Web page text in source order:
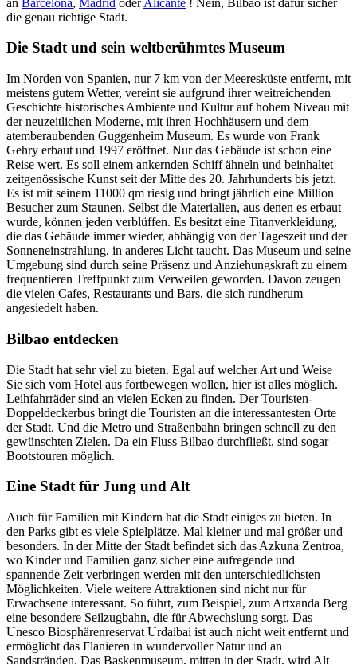
die genau richtige Stadt.
Die Stadt und sein weltberühmtes Museum
Im Norden von Spanien, nur 7 km von der Meeresküste entfernt, mit
meistens gutem Wetter, vereint sie aufgrund ihrer weitreichenden
Geschichte historisches Ambiente und Kultur auf hohem Niveau mit
der neuzeitlichen Moderne, mit ihren Hochhäusern und dem
atemberaubenden Guggenheim Museum. Es wurde von Frank
Gehry erbaut und 1997 eröffnet. Nur das Gebäude ist schon eine
Reise wert. Es soll einem ankernden Schiff ähneln und beinhaltet
zeitgenössische Kunst seit der Mitte des 20. Jahrhunderts bis jetzt.
Es ist mit seinem 11000 qm riesig und bringt jährlich eine Million
Besucher zum Staunen. Selbst die Materialien, aus denen es erbaut
wurde, können jeden verblüffen. Es besitzt eine Titanverkleidung,
die das Gebäude immer wieder, abhängig von der Tageszeit und der
Sonneneinstrahlung, in anderes Licht taucht. Das Museum und seine
Umgebung sind durch seine Präsenz und Anziehungskraft zu einem
frequentieren Treffpunkt zum Verweilen geworden. Davon zeugen
die vielen Cafes, Restaurants und Bars, die sich rundherum
angesiedelt haben.
Bilbao entdecken
Die Stadt hat sehr viel zu bieten. Egal auf welcher Art und Weise
Sie sich vom Hotel aus fortbewegen wollen, hier ist alles möglich.
Leihfahrräder sind an vielen Ecken zu finden. Der Touristen-
Doppeldeckerbus bringt die Touristen an die interessantesten Orte
der Stadt. Und die Metro und Straßenbahn bringen schnell zu den
gewünschten Zielen. Da ein Fluss Bilbao durchfließt, sind sogar
Bootstouren möglich.
Eine Stadt für Jung und Alt
Auch für Familien mit Kindern hat die Stadt einiges zu bieten. In
den Parks gibt es viele Spielplätze. Mal kleiner und mal größer und
besonders. In der Mitte der Stadt befindet sich das Azkuna Zentroa,
wo Kinder und Familien ganz sicher eine aufregende und
spannende Zeit verbringen werden mit den unterschiedlichsten
Möglichkeiten. Viele weitere Attraktionen sind nicht nur für
Erwachsene interessant. So führt, zum Beispiel, zum Artxanda Berg
eine besondere Seilzugbahn, die für Abwechslung sorgt. Das
Unesco Biosphärenreservat Urdaibai ist auch nicht weit entfernt und
ermöglicht das Flanieren in wundervoller Natur und an
Sandstränden. Das Baskenmuseum, mitten in der Stadt, wird Alt